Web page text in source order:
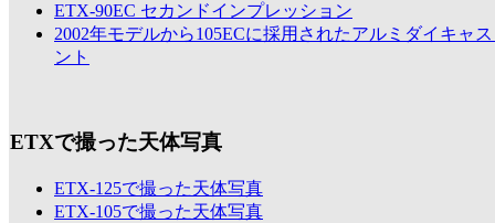
ETX-90EC セカンドインプレッション
2002年モデルから105ECに採用されたアルミダイキャ
ント
ETXで撮った天体写真
ETX-125で撮った天体写真
ETX-105で撮った天体写真